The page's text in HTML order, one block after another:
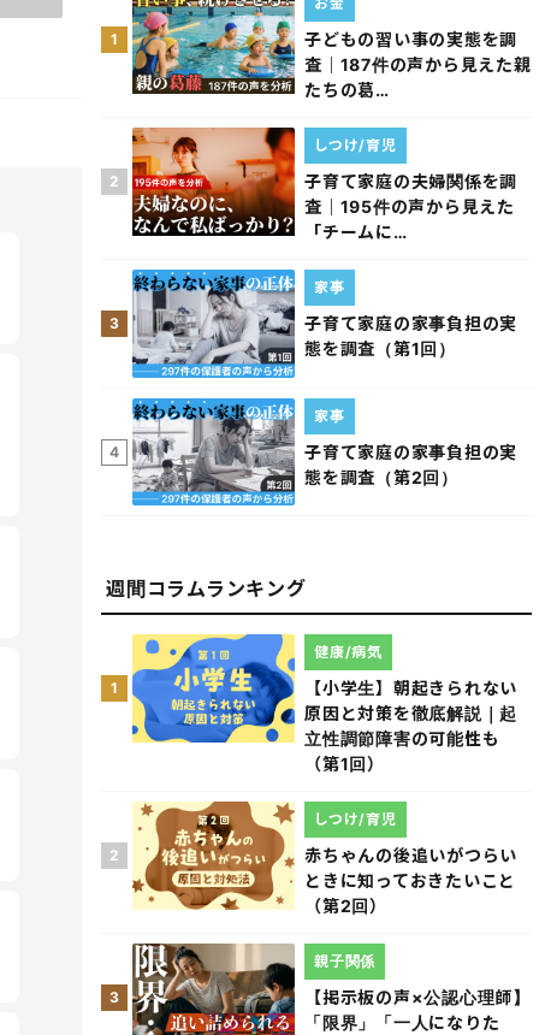
1
子どもの習い事の実態を調
査｜187件の声から見えた親
たちの葛…
2
子育て家庭の夫婦関係を調
査｜195件の声から見えた
「チームに…
しつけ/育児
3
子育て家庭の家事負担の実
態を調査（第1回）
家事
4
子育て家庭の家事負担の実
態を調査（第2回）
家事
週間コラムランキング
1
【小学生】朝起きられない
原因と対策を徹底解説｜起
立性調節障害の可能性も
（第1回）
健康/病気
2
赤ちゃんの後追いがつらい
ときに知っておきたいこと
（第2回）
しつけ/育児
3
【掲示板の声×公認心理師】
「限界」「一人になりた
親子関係